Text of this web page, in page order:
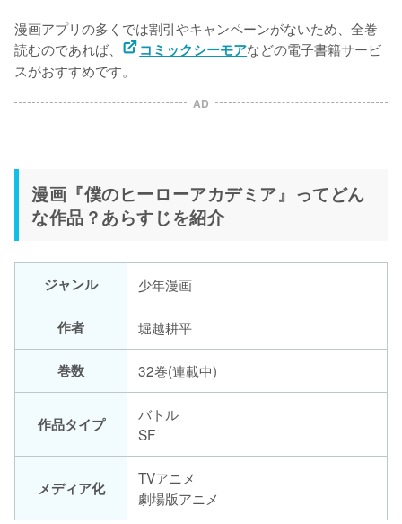
漫画アプリの多くでは割引やキャンペーンがないため、全巻
読むのであれば、
コミックシーモアなどの電子書籍サービ
スがおすすめです。
AD
漫画『僕のヒーローアカデミア』ってどん
な作品？あらすじを紹介
ジャンル 少年漫画
作者 堀越耕平
巻数 32巻(連載中)
作品タイプ
バトル
SF
メディア化
TVアニメ
劇場版アニメ